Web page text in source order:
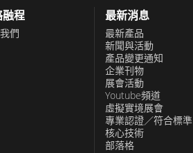
程
們
最新消息
最新產品
新聞與活動
產品變更通知
企業刊物
展會活動
Youtube頻道
虛擬實境展會
專業認證／符合標準
核心技術
部落格